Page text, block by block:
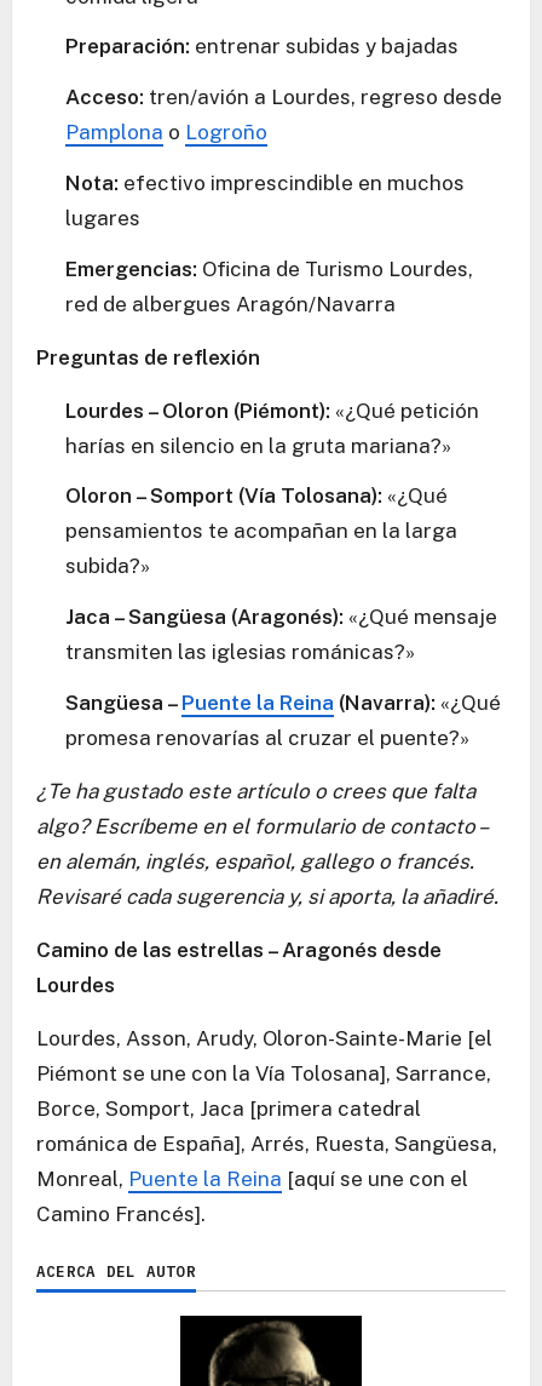
Preparación: entrenar subidas y bajadas
Acceso: tren/avión a Lourdes, regreso desde
Pamplona o Logroño
Nota: efectivo imprescindible en muchos
lugares
Emergencias: Oficina de Turismo Lourdes,
red de albergues Aragón/Navarra
Preguntas de reflexión
Lourdes – Oloron (Piémont): «¿Qué petición
harías en silencio en la gruta mariana?»
Oloron – Somport (Vía Tolosana): «¿Qué
pensamientos te acompañan en la larga
subida?»
Jaca – Sangüesa (Aragonés): «¿Qué mensaje
transmiten las iglesias románicas?»
Sangüesa – Puente la Reina (Navarra): «¿Qué
promesa renovarías al cruzar el puente?»
¿Te ha gustado este artículo o crees que falta
algo? Escríbeme en el formulario de contacto –
en alemán, inglés, español, gallego o francés.
Revisaré cada sugerencia y, si aporta, la añadiré.
Camino de las estrellas – Aragonés desde
Lourdes
Lourdes, Asson, Arudy, Oloron-Sainte-Marie [el
Piémont se une con la Vía Tolosana], Sarrance,
Borce, Somport, Jaca [primera catedral
románica de España], Arrés, Ruesta, Sangüesa,
Monreal, Puente la Reina [aquí se une con el
Camino Francés].
ACERCA DEL AUTOR